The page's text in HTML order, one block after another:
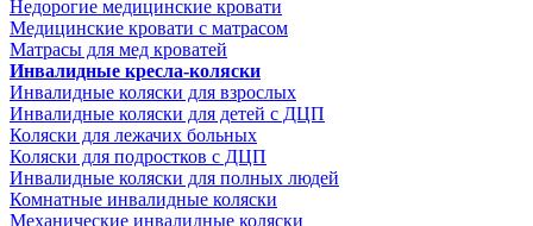
Недорогие медицинские кровати
Медицинские кровати с матрасом
Матрасы для мед кроватей
Инвалидные кресла-коляски
Инвалидные коляски для взрослых
Инвалидные коляски для детей с ДЦП
Коляски для лежачих больных
Коляски для подростков с ДЦП
Инвалидные коляски для полных людей
Комнатные инвалидные коляски
Механические инвалидные коляски